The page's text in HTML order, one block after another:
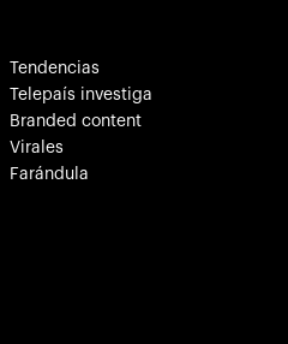
Tendencias
Telepaís investiga
Branded content
Virales
Farándula